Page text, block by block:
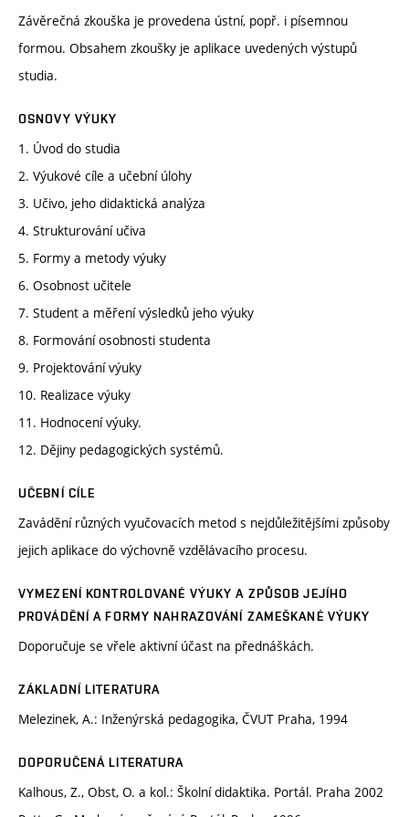
Závěrečná zkouška je provedena ústní, popř. i písemnou
formou. Obsahem zkoušky je aplikace uvedených výstupů
studia.
OSNOVY VÝUKY
1. Úvod do studia
2. Výukové cíle a učební úlohy
3. Učivo, jeho didaktická analýza
4. Strukturování učiva
5. Formy a metody výuky
6. Osobnost učitele
7. Student a měření výsledků jeho výuky
8. Formování osobnosti studenta
9. Projektování výuky
10. Realizace výuky
11. Hodnocení výuky.
12. Dějiny pedagogických systémů.
UČEBNÍ CÍLE
Zavádění různých vyučovacích metod s nejdůležitějšími způsoby
jejich aplikace do výchovně vzdělávacího procesu.
VYMEZENÍ KONTROLOVANÉ VÝUKY A ZPŮSOB JEJÍHO
PROVÁDĚNÍ A FORMY NAHRAZOVÁNÍ ZAMEŠKANÉ VÝUKY
Doporučuje se vřele aktivní účast na přednáškách.
ZÁKLADNÍ LITERATURA
Melezinek, A.: Inženýrská pedagogika, ČVUT Praha, 1994
DOPORUČENÁ LITERATURA
Kalhous, Z., Obst, O. a kol.: Školní didaktika. Portál. Praha 2002